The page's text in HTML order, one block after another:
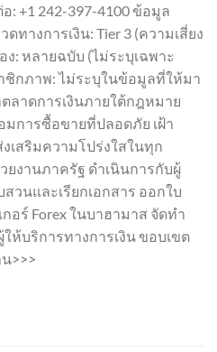
: +1 242-397-4100 ข้อมูล
ทางการเงิน: Tier 3 (ความเสี่ยง
: หลายฉบับ (ไม่ระบุเฉพาะ
ชิกภาพ: ไม่ระบุในข้อมูลที่ให้มา
าดการเงินภายใต้กฎหมาย
การซื้อขายที่ปลอดภัย เฝ้า
เสริมความโปร่งใสในทุก
งานภาครัฐ ดำเนินการกับผู้
วนและเรียกเอกสาร ออกใบ
ร์ Forex ในบาฮามาส จัดทำ
ห้บริการทางการเงิน ขอบเขต
>>>